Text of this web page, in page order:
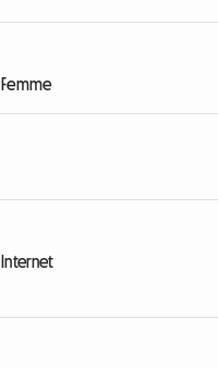
Femme
Internet